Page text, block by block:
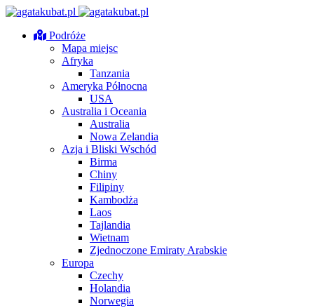
Podróże
Mapa miejsc
Afryka
Tanzania
Ameryka Północna
USA
Australia i Oceania
Australia
Nowa Zelandia
Azja i Bliski Wschód
Birma
Chiny
Filipiny
Kambodża
Laos
Tajlandia
Wietnam
Zjednoczone Emiraty Arabskie
Europa
Czechy
Holandia
Norwegia